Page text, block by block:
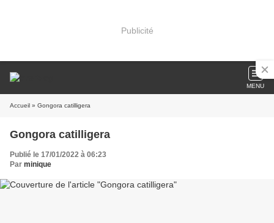
Publicité
MENU
Accueil » Gongora catilligera
Gongora catilligera
Publié le 17/01/2022 à 06:23
Par minique